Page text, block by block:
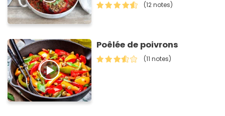
(12 notes)
Poêlée de poivrons
(11 notes)